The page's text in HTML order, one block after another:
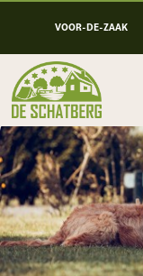
VOOR-DE-ZAAK